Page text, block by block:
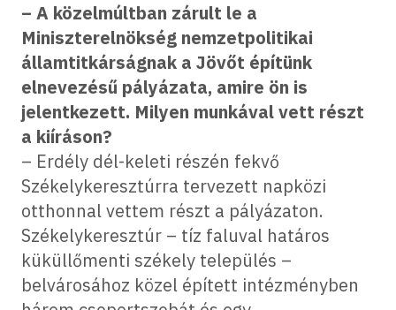
– A közelmúltban zárult le a
Miniszterelnökség nemzetpolitikai
államtitkárságnak a Jövőt építünk
elnevezésű pályázata, amire ön is
jelentkezett. Milyen munkával vett részt
a kiíráson?
– Erdély dél-keleti részén fekvő
Székelykeresztúrra tervezett napközi
otthonnal vettem részt a pályázaton.
Székelykeresztúr – tíz faluval határos
küküllőmenti székely település –
belvárosához közel épített intézményben